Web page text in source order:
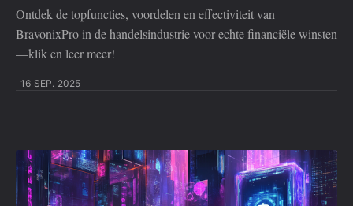
Ontdek de topfuncties, voordelen en effectiviteit van
BravonixPro in de handelsindustrie voor echte financiële winsten
—klik en leer meer!
16 SEP. 2025